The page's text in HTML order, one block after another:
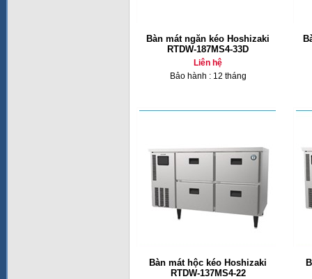
Bàn mát ngăn kéo Hoshizaki
RTDW-187MS4-33D
Liên hệ
Bảo hành : 12 tháng
Bàn mát hộc kéo Hoshizaki
RTDW-137MS4-22